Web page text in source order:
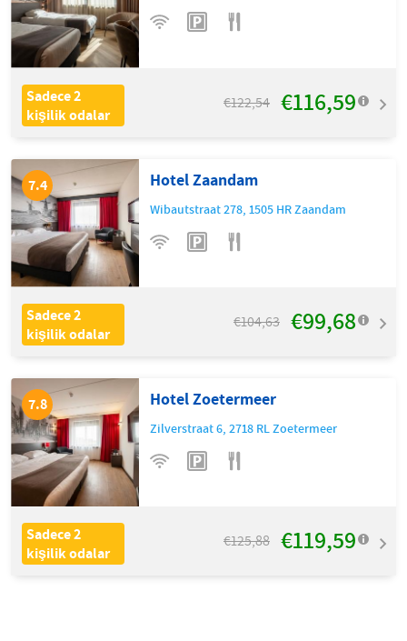
7.8 Hotel Zoetermeer
Zilverstraat 6,2718 RLZoetermeer
Sadece 2
kişilik odalar
€125,88 €119,59
7.4 Hotel Zaandam
Wibautstraat 278,1505 HRZaandam
Sadece 2
kişilik odalar
€104,63 €99,68
Sadece 2
kişilik odalar
€122,54 €116,59